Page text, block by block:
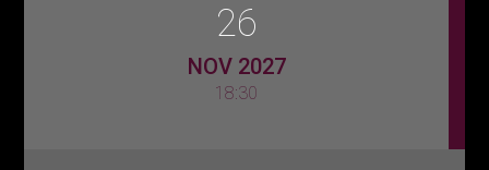
26
NOV 2027
18:30